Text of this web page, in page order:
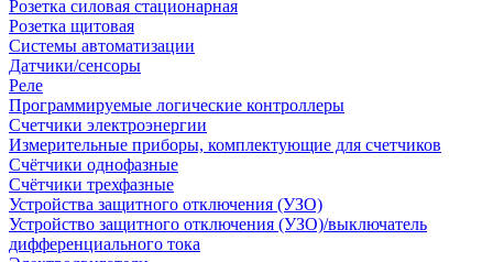
Розетка силовая стационарная
Розетка щитовая
Системы автоматизации
Датчики/сенсоры
Реле
Программируемые логические контроллеры
Счетчики электроэнергии
Измерительные приборы, комплектующие для счетчиков
Счётчики однофазные
Счётчики трехфазные
Устройства защитного отключения (УЗО)
Устройство защитного отключения (УЗО)/выключатель
дифференциального тока